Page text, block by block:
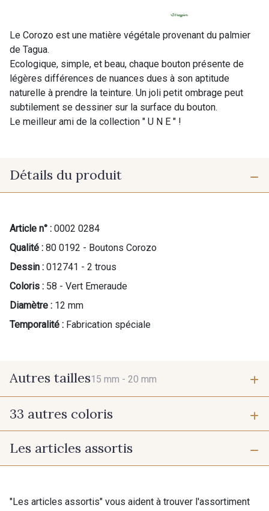
Le Corozo est une matière végétale provenant du palmier
de Tagua.
Ecologique, simple, et beau, chaque bouton présente de
légères différences de nuances dues à son aptitude
naturelle à prendre la teinture. Un joli petit ombrage peut
subtilement se dessiner sur la surface du bouton.
Le meilleur ami de la collection " U N E " !
Détails du produit
Article n° : 0002 0284
Qualité : 80 0192 - Boutons Corozo
Dessin : 012741 - 2 trous
Coloris : 58 - Vert Emeraude
Diamètre : 12 mm
Temporalité : Fabrication spéciale
Autres tailles15 mm - 20 mm
15 mm
33 autres coloris
37 - Jaune Poussin
Les articles assortis
"Les articles assortis" vous aident à trouver l'assortiment
Cadeau : 10% offerts sur votre